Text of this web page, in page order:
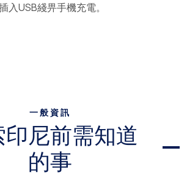
入USB綫畀手機充電。
一般資訊
尼前需知道
的事